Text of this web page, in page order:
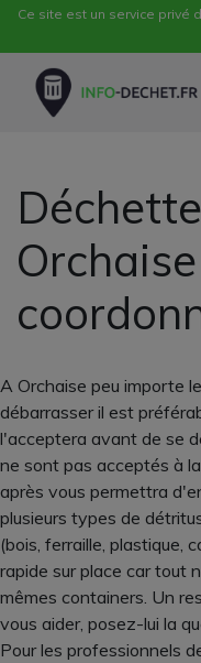
Ce site est un service privé
A Orchaise peu importe
débarrasser il est
l'acceptera avant de se
ne sont pas acceptés à
après vous permettra
plusieurs types de
(bois, ferraille, plastique,
rapide sur place car tout
mêmes containers. Un
vous aider, posez-lui la
Pour les professionnels